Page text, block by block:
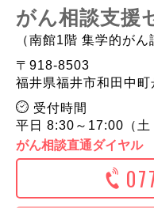
がん相談支援
（南館1階 集学的がん
〒918-8503
福井県福井市和田中町
受付時間
平日 8:30～17:00（土
がん相談直通ダイヤル